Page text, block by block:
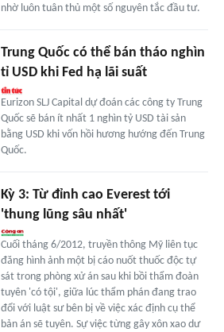
nhờ luôn tuân thủ một số nguyên tắc đầu tư.
Trung Quốc có thể bán tháo nghìn
tỉ USD khi Fed hạ lãi suất
Eurizon SLJ Capital dự đoán các công ty Trung
Quốc sẽ bán ít nhất 1 nghìn tỷ USD tài sản
bằng USD khi vốn hồi hương hướng đến Trung
Quốc.
Kỳ 3: Từ đỉnh cao Everest tới
'thung lũng sâu nhất'
Cuối tháng 6/2012, truyền thông Mỹ liên tục
đăng hình ảnh một bị cáo nuốt thuốc độc tự
sát trong phòng xử án sau khi bồi thẩm đoàn
tuyên 'có tội', giữa lúc thẩm phán đang trao
đổi với luật sư bên bị về việc xác định cụ thể
bản án sẽ tuyên. Sự việc từng gây xôn xao dư